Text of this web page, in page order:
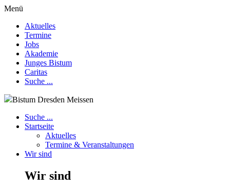
Menü
Aktuelles
Termine
Jobs
Akademie
Junges Bistum
Caritas
Suche ...
Bistum Dresden Meissen
Suche ...
Startseite
Aktuelles
Termine & Veranstaltungen
Wir sind
Wir sind